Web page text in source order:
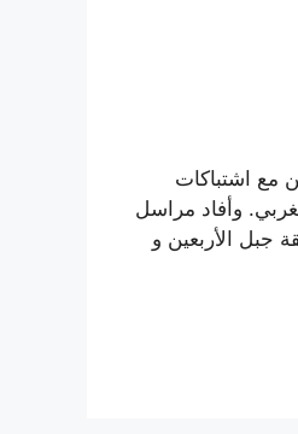
مع اشتباكات
وأفاد مراسل
15 غارة جوية محيط منطقة جبل الأربعين و